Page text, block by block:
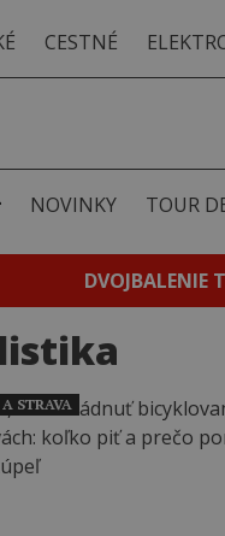
CESTNÉ
NOVINKY TOUR
DVOJBALENIE
STRAVA